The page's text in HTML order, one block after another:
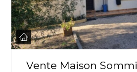
Vente Maison